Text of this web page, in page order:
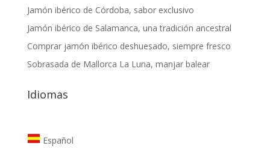
Jamón ibérico de Córdoba, sabor exclusivo
Jamón ibérico de Salamanca, una tradición ancestral
Comprar jamón ibérico deshuesado, siempre fresco
Sobrasada de Mallorca La Luna, manjar balear
Idiomas
Español